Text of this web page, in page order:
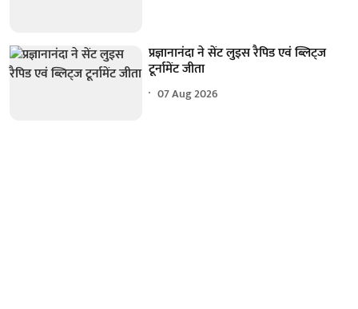
प्रज्ञानानंदा ने सेंट लुइस रैपिड एवं ब्लिट्ज
टूर्नामेंट जीता
07 Aug 2026